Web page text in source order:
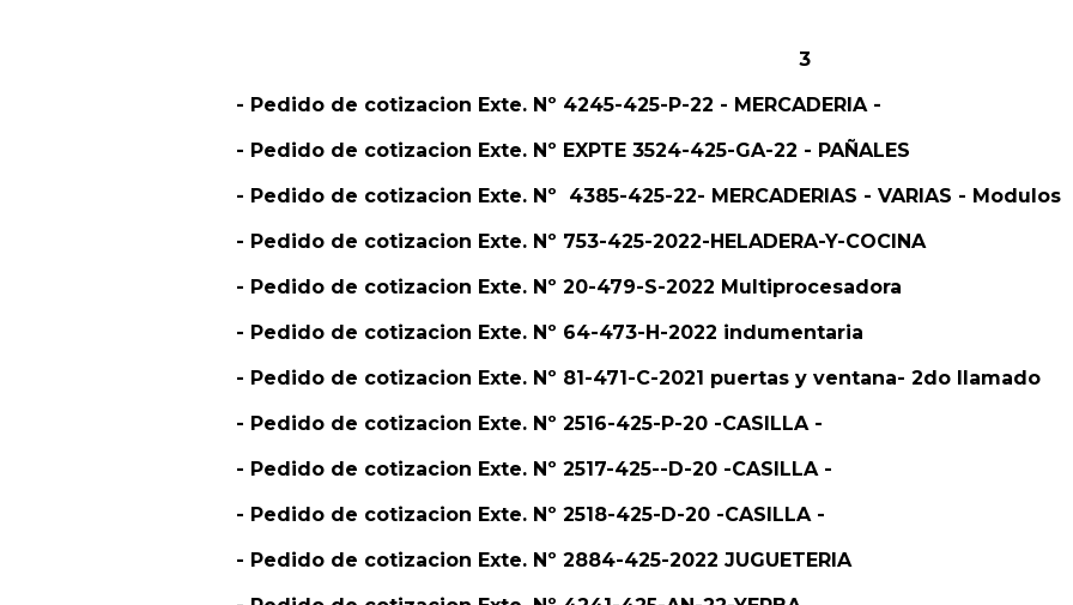
3
- Pedido de cotizacion Exte. Nº 4245-425-P-22 - MERCADERIA -
- Pedido de cotizacion Exte. Nº EXPTE 3524-425-GA-22 - PAÑALES
- Pedido de cotizacion Exte. Nº 4385-425-22- MERCADERIAS - VARIAS - Modulos
- Pedido de cotizacion Exte. Nº 753-425-2022-HELADERA-Y-COCINA
- Pedido de cotizacion Exte. Nº 20-479-S-2022 Multiprocesadora
- Pedido de cotizacion Exte. Nº 64-473-H-2022 indumentaria
- Pedido de cotizacion Exte. Nº 81-471-C-2021 puertas y ventana- 2do llamado
- Pedido de cotizacion Exte. Nº 2516-425-P-20 -CASILLA -
- Pedido de cotizacion Exte. Nº 2517-425--D-20 -CASILLA -
- Pedido de cotizacion Exte. Nº 2518-425-D-20 -CASILLA -
- Pedido de cotizacion Exte. Nº 2884-425-2022 JUGUETERIA